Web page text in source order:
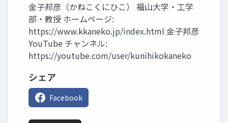
金子邦彦（かねこくにひこ） 福山大学・工学
部・教授 ホームページ:
https://www.kkaneko.jp/index.html 金子邦彦
YouTube チャンネル:
https://youtube.com/user/kunihikokaneko
シェア
Facebook